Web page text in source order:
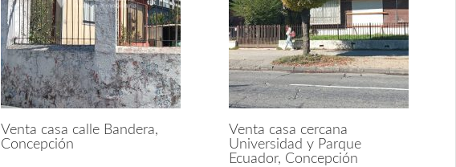
Venta casa calle Bandera,
Concepción
Venta casa cercana
Universidad y Parque
Ecuador, Concepción